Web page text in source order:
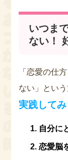
いつま
ない！
「恋愛の仕
ない」とい
実践して
自分に
恋愛脳